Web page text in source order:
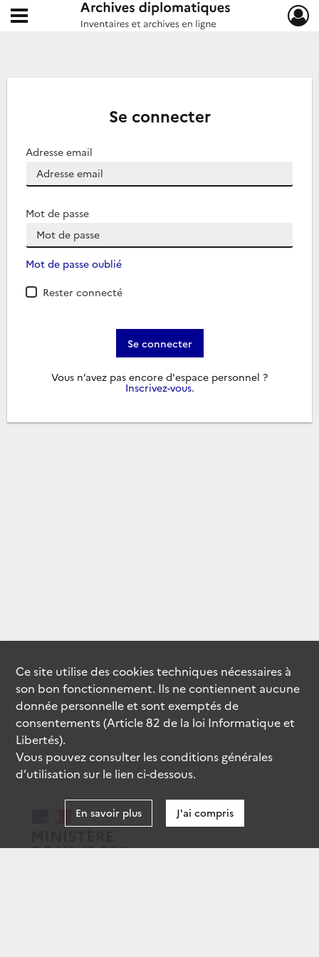
Archives diplomatiques
Ouvrir le menu déroulant
Se connecter
Adresse email
Mot de passe
Mot de passe oublié
Rester connecté
Se connecter
Vous n’avez pas encore d'espace personnel ?
Inscrivez-vous.
Ce site utilise descookiestechniques nécessaires à
son bon fonctionnement. Ils ne contiennent aucune
donnée personnelle et sont exemptés de
consentements (Article 82 de la loi Informatique et
Libertés).
Vous pouvez consulter les conditions générales
d’utilisation sur le lien ci-dessous.
En savoir plus J'ai compris